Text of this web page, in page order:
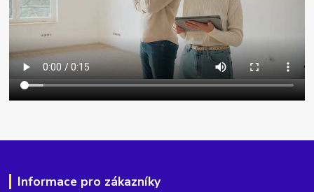
Informace pro zákazníky